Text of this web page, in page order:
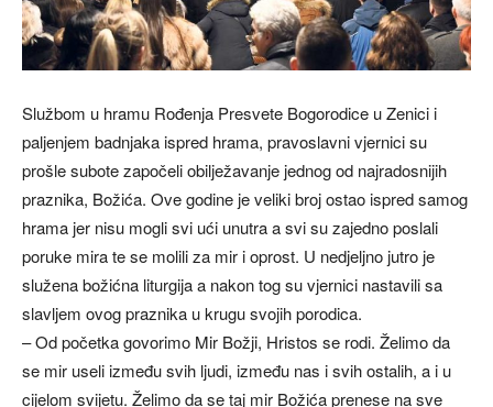
Službom u hramu Rođenja Presvete Bogorodice u Zenici i
paljenjem badnjaka ispred hrama, pravoslavni vjernici su
prošle subote započeli obilježavanje jednog od najradosnijih
praznika, Božića. Ove godine je veliki broj ostao ispred samog
hrama jer nisu mogli svi ući unutra a svi su zajedno poslali
poruke mira te se molili za mir i oprost. U nedjeljno jutro je
služena božićna liturgija a nakon tog su vjernici nastavili sa
slavljem ovog praznika u krugu svojih porodica.
– Od početka govorimo Mir Božji, Hristos se rodi. Želimo da
se mir useli između svih ljudi, između nas i svih ostalih, a i u
cijelom svijetu. Želimo da se taj mir Božića prenese na sve